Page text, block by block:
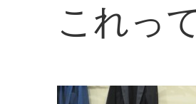
これっ